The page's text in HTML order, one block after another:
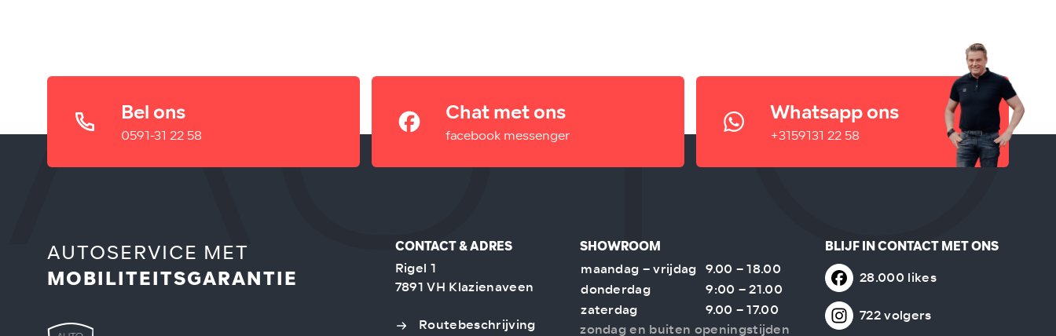
Bel ons
0591-31 22 58
Chat met ons
facebook messenger
Whatsapp ons
+3159131 22 58
AUTOSERVICE MET
MOBILITEITSGARANTIE
CONTACT & ADRES
Rigel 1
7891 VH Klazienaveen
Routebeschrijving
SHOWROOM
maandag – vrijdag 9.00 – 18.00
donderdag
9:00 – 21.00
zaterdag
9.00 – 17.00
zondag en buiten openingstijden
BLIJF IN CONTACT MET ONS
28.000 likes
722 volgers